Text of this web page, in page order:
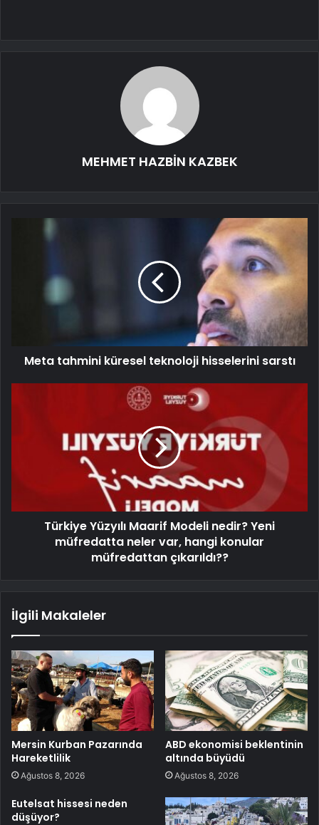
MEHMET HAZBİN KAZBEK
Meta tahmini küresel teknoloji hisselerini sarstı
Türkiye Yüzyılı Maarif Modeli nedir? Yeni
müfredatta neler var, hangi konular
müfredattan çıkarıldı??
İlgili Makaleler
Mersin Kurban Pazarında
Hareketlilik
Ağustos 8, 2026
ABD ekonomisi beklentinin
altında büyüdü
Ağustos 8, 2026
Eutelsat hissesi neden
düşüyor?